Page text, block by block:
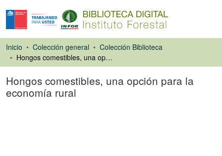
Inicio Colección general
Colección Biblioteca
Hongos comestibles, una opción para la economía rural
Hongos comestibles, una opción para la
economía rural